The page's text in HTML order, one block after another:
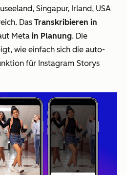
Singapur, Irland, USA
Das Transkribieren in
Meta in Planung. Die
wie einfach sich die auto-
für Instagram Storys